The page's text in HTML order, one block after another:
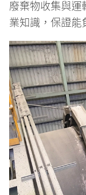
媒體中心
聯絡資訊
廢棄物收集與運
業知識，保證能